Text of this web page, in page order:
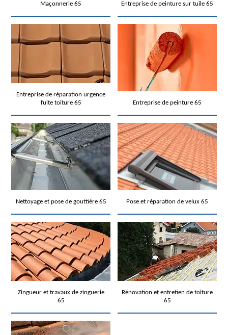
Maçonnerie 65 Entreprise de peinture sur tuile 65
Entreprise de réparation urgence
fuite toiture 65
Entreprise de peinture 65
Nettoyage et pose de gouttière 65 Pose et réparation de velux 65
Zingueur et travaux de zinguerie
65
Rénovation et entretien de toiture
65